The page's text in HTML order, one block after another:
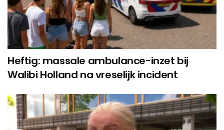
Heftig: massale ambulance-inzet bij
Walibi Holland na vreselijk incident